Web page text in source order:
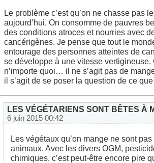
Le problème c’est qu’on ne chasse pas
aujourd’hui. On consomme de pauvres
des conditions atroces et nourries avec
cancérigènes. Je pense que tout le
entourage des personnes atteintes de
se développe à une vitesse vertigineuse.
n’importe quoi… il ne s’agit pas de
il s’agit de se poser la question de ce
LES VÉGÉTARIENS SONT BÊTES À
6 juin 2015 00:42
Les végétaux qu’on mange ne sont
animaux. Avec les divers OGM,
chimiques, c’est peut-être encore pire